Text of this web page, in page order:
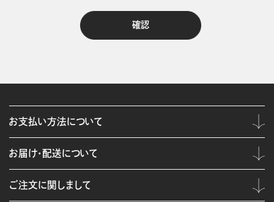
お支払い方法について
お届け・配送について
ご注文に関しまして